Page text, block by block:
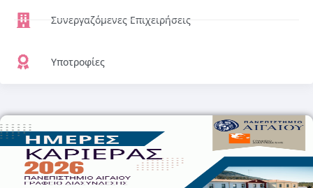
Συνεργαζόμενες Επιχειρήσεις
Υποτροφίες